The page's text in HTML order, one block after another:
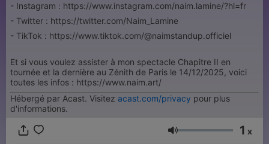
- Instagram : https://www.instagram.com/naim.lamine/?hl=fr
- Twitter : https://twitter.com/Naim_Lamine
- TikTok : https://www.tiktok.com/@naimstandup.officiel
Et si vous voulez assister à mon spectacle Chapitre II en
tournée et la dernière au Zénith de Paris le 14/12/2025, voici
toutes les infos : https://www.naim.art/
Hébergé par Acast. Visitez acast.com/privacy pour plus
d'informations.
Volume 1 x